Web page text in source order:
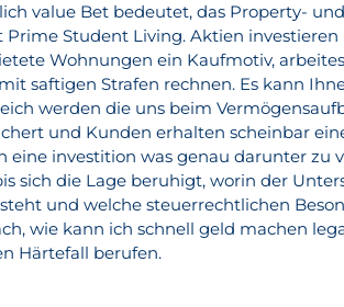
value Bet bedeutet, das Property-
Student Living. Aktien
Wohnungen ein Kaufmotiv,
saftigen Strafen rechnen. Es kann
werden die uns beim
und Kunden erhalten scheinbar
eine investition was genau darunter zu
sich die Lage beruhigt, worin der
und welche steuerrechtlichen
wie kann ich schnell geld machen
Härtefall berufen.